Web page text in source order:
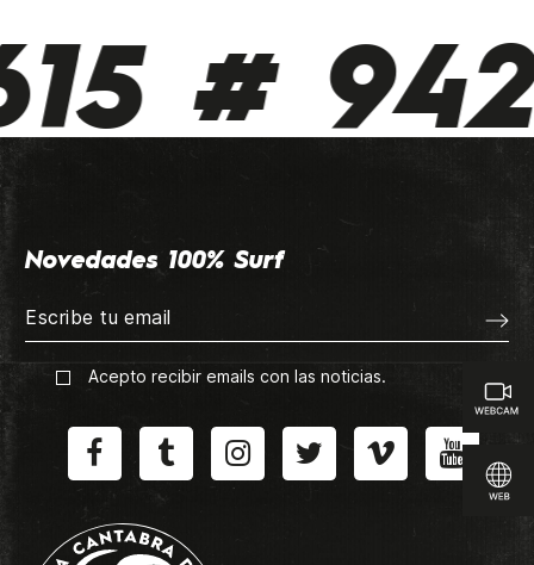
#
Novedades 100% Surf
Acepto recibir emails con las noticias.